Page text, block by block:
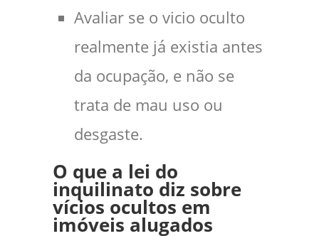
Avaliar se o vicio oculto
realmente já existia antes
da ocupação, e não se
trata de mau uso ou
desgaste.
O que a lei do
inquilinato diz sobre
vícios ocultos em
imóveis alugados